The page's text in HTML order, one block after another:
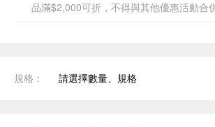
品滿$2,000可折，不得與其他優惠活動合
規格： 請選擇數量、規格